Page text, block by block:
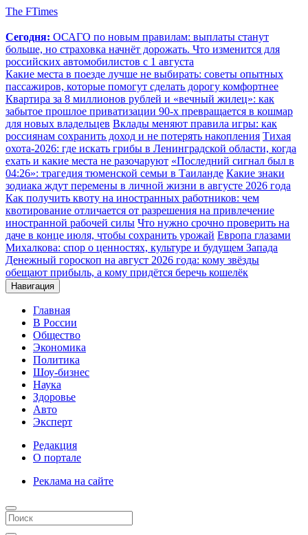
The FTimes
Сегодня: ОСАГО по новым правилам: выплаты станут
больше, но страховка начнёт дорожать. Что изменится для
российских автомобилистов с 1 августа
Какие места в поезде лучше не выбирать: советы опытных
пассажиров, которые помогут сделать дорогу комфортнее
Квартира за 8 миллионов рублей и «вечный жилец»: как
забытое прошлое приватизации 90-х превращается в кошмар
для новых владельцев Вклады меняют правила игры: как
россиянам сохранить доход и не потерять накопления Тихая
охота-2026: где искать грибы в Ленинградской области, когда
ехать и какие места не разочаруют «Последний сигнал был в
04:26»: трагедия тюменской семьи в Таиланде Какие знаки
зодиака ждут перемены в личной жизни в августе 2026 года
Как получить квоту на иностранных работников: чем
квотирование отличается от разрешения на привлечение
иностранной рабочей силы Что нужно срочно проверить на
даче в конце июля, чтобы сохранить урожай Европа глазами
Михалкова: спор о ценностях, культуре и будущем Запада
Денежный гороскоп на август 2026 года: кому звёзды
обещают прибыль, а кому придётся беречь кошелёк
Навигация
Главная
В России
Общество
Экономика
Политика
Шоу-бизнес
Наука
Здоровье
Авто
Эксперт
Редакция
О портале
Реклама на сайте